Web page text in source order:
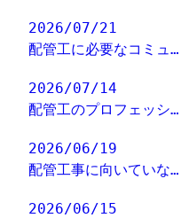
2026/07/21
配管工に必要なコミュ…
2026/07/14
配管工のプロフェッシ…
2026/06/19
配管工事に向いていな…
2026/06/15